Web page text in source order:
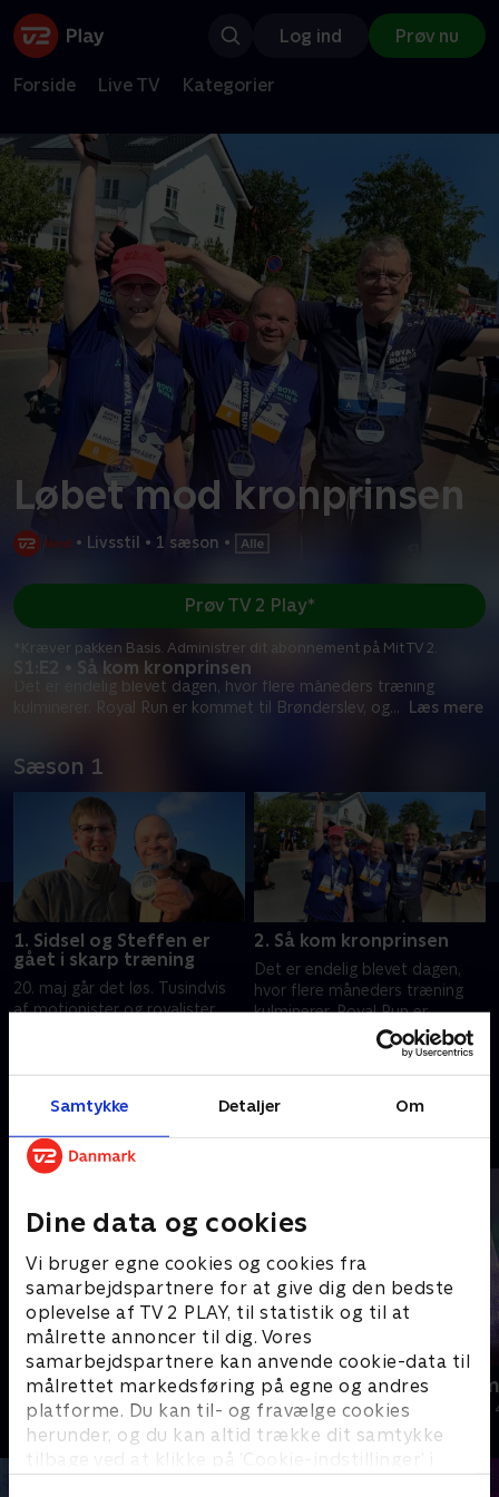
Samtykke Detaljer Om
Dine data og cookies
Vi bruger egne cookies og cookies fra
samarbejdspartnere for at give dig den bedste
oplevelse af TV 2 PLAY, til statistik og til at
målrette annoncer til dig. Vores
samarbejdspartnere kan anvende cookie-data til
målrettet markedsføring på egne og andres
platforme. Du kan til- og fravælge cookies
herunder, og du kan altid trække dit samtykke
tilbage ved at klikke på ’Cookie-indstillinger’ i
Log ind Prøv nu
Forside Live TV Kategorier
Løbet mod kronprinsen
• Livsstil • 1 sæson •
S1:E2 • Så kom kronprinsen
Det er endelig blevet dagen, hvor flere måneders træning
kulminerer. Royal Run er kommet til Brønderslev, og... Læs mere
Prøv TV 2 Play*
*Kræver pakken Basis. Administrer dit abonnement på Mit TV 2.
Sæson 1
1. Sidsel og Steffen er
gået i skarp træning
20. maj går det løs. Tusindvis
af motionister og royalister
og løbe i Brønderslev
2. Så kom kronprinsen
Det er endelig blevet dagen,
hvor flere måneders træning
kulminerer. Royal Run er
kommet til Brønderslev, og det
samme er kronprinsen.
Andre så også
Jul på slottet - Warwick
2020 • Livsstil • 46 min
Julelys for
2022 • Livsstil •